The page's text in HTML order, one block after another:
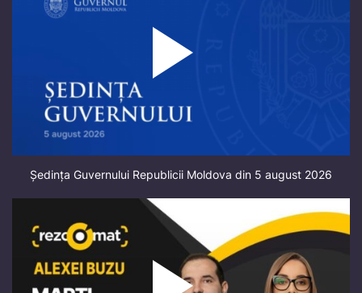
Ședința Guvernului Republicii Moldova din 5 august 2026